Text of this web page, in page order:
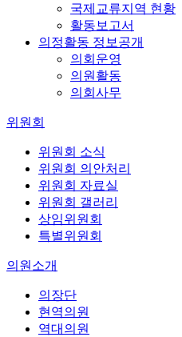
국제교류지역 현황
활동보고서
의정활동 정보공개
의회운영
의원활동
의회사무
위원회
위원회 소식
위원회 의안처리
위원회 자료실
위원회 갤러리
상임위원회
특별위원회
의원소개
의장단
현역의원
역대의원